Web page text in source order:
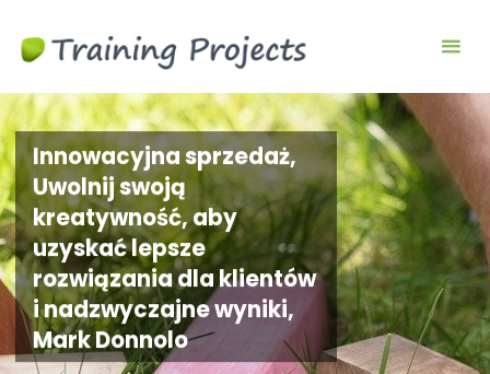
integracyjne,
team
building
Innowacyjna sprzedaż,
Uwolnij swoją
kreatywność, aby
uzyskać lepsze
rozwiązania dla klientów
i nadzwyczajne wyniki,
Mark Donnolo